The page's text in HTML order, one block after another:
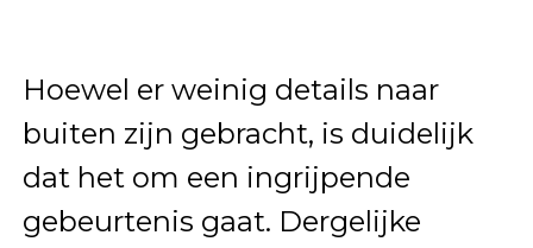
Hoewel er weinig details naar
buiten zijn gebracht, is duidelijk
dat het om een ingrijpende
gebeurtenis gaat. Dergelijke